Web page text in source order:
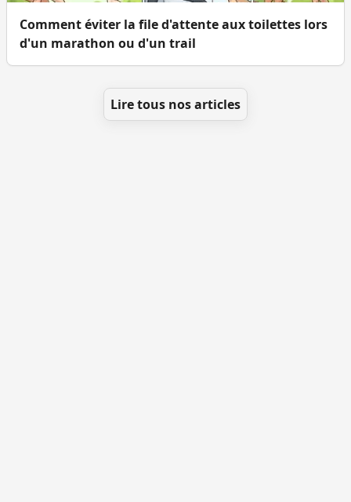
Comment éviter la file d'attente aux toilettes lors
d'un marathon ou d'un trail
Lire tous nos articles